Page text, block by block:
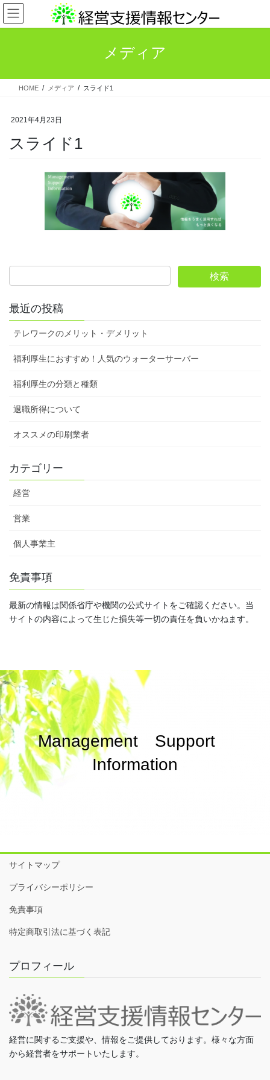
コ
ン
テ
ス
ナ
ビ
ゲ
ン
メディア
HOME メディア スライド1
2021年4月23日
スライド1
最近の投稿
テレワークのメリット・デメリット
福利厚生におすすめ！人気のウォーターサーバー
福利厚生の分類と種類
退職所得について
オススメの印刷業者
カテゴリー
経営
営業
個人事業主
免責事項
最新の情報は関係省庁や機関の公式サイトをご確認ください。当
サイトの内容によって生じた損失等一切の責任を負いかねます。
Management Support
Information
サイトマップ
プライバシーポリシー
免責事項
特定商取引法に基づく表記
プロフィール
経営に関するご支援や、情報をご提供しております。様々な方面
から経営者をサポートいたします。